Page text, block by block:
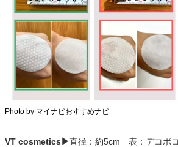
Photo by マイナビおすすめナビ
VT cosmetics▶直径：約5cm 表：デコボ